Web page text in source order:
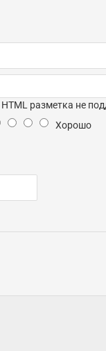
HTML разметка не
Хорошо